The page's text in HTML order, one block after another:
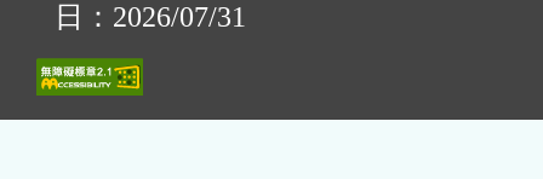
日：2026/07/31